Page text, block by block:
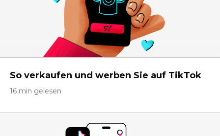
So verkaufen und werben Sie auf TikTok
16 min gelesen